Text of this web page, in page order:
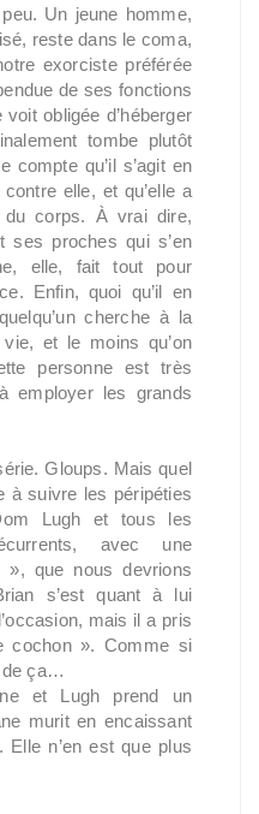
Un jeune homme,
reste dans le coma,
exorciste préférée
de ses fonctions
obligée d’héberger
tombe plutôt
compte qu’il s’agit en
elle, et qu’elle a
du corps. À vrai dire,
ses proches qui s’en
elle, fait tout pour
Enfin, quoi qu’il en
cherche à la
et le moins qu’on
personne est très
employer les grands
Gloups. Mais quel
à suivre les péripéties
Lugh et tous les
avec une
», que nous devrions
s’est quant à lui
mais il a pris
cochon ». Comme si
de ça…
et Lugh prend un
murit en encaissant
Elle n’en est que plus